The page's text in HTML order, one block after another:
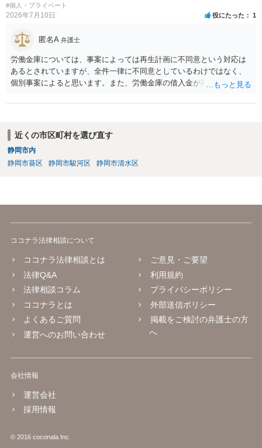
#個人・プライベート
2026年7月10日 役にたった 1
匿名A 弁護士
労働金庫については、事案によっては再生計画に不同意という対応は
あるとされていますが、全件一律に不同意としているわけではなく、
個別事案によると思います。また、労働金庫の借入金が再生債権の総
はありません。労働金庫には、書面決議への同意について確認や根回
います。個人再生の経験豊富な弁護士へ相談されればよいと思いま
す。
近くの市区町村を選び直す
静岡市内
静岡市葵区
静岡市駿河区 静岡市清水区
ココナラ法律相談について
ココナラ法律相談とは
法律Q&A
法律相談コラム
ココナラとは
よくあるご質問
運営へのお問い合わせ
ご意見・ご要望
利用規約
プライバシーポリシー
外部送信ポリシー
掲載をご検討の弁護士の方
へ
会社情報
運営会社
採用情報
© 2016 coconala Inc.